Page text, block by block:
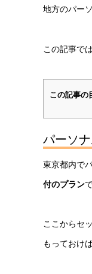
地方のパー
この記事では
この記事の
パーソ
東京都内で
付のプラン
ここからセ
もっておけ